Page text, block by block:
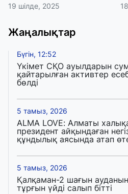
19 шілде, 2025
Жаңалықтар
Бүгін, 12:52
Үкімет СҚО ауылдарын
қайтарылған активтер
бөлді
5 тамыз, 2026
ALMA LOVE: Алматы
президент айқындаған
құндылық аясында атап
5 тамыз, 2026
Қалқаман-2 шағын
тұрғын үйді салып бітті